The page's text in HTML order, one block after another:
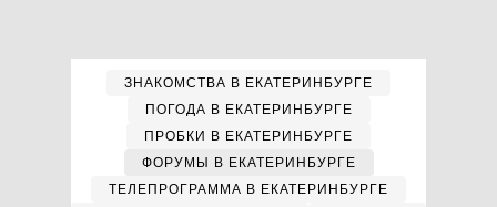
ЗНАКОМСТВА В ЕКАТЕРИНБУРГЕ
ПОГОДА В ЕКАТЕРИНБУРГЕ
ПРОБКИ В ЕКАТЕРИНБУРГЕ
ФОРУМЫ В ЕКАТЕРИНБУРГЕ
ТЕЛЕПРОГРАММА В ЕКАТЕРИНБУРГЕ